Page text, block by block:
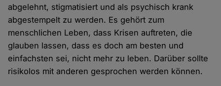
abgelehnt, stigmatisiert und als psychisch krank
abgestempelt zu werden. Es gehört zum
menschlichen Leben, dass Krisen auftreten, die
glauben lassen, dass es doch am besten und
einfachsten sei, nicht mehr zu leben. Darüber sollte
risikolos mit anderen gesprochen werden können.